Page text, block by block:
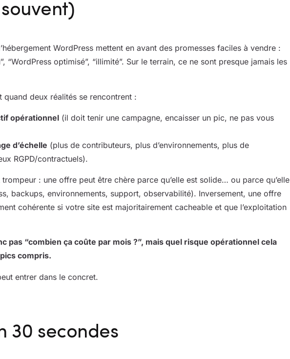
WordPress mettent en avant des promesses faciles à vendre :
“WordPress optimisé”, “illimité”. Sur le terrain, ce ne sont presque jamais les
quand deux réalités se rencontrent :
opérationnel(il doit tenir une campagne, encaisser un pic, ne pas vous
d’échelle (plus de contributeurs, plus d’environnements, plus de
RGPD/contractuels).
: une offre peut être chère parce qu’elle est solide… ou parce qu’elle
backups, environnements, support, observabilité). Inversement, une offre
cohérente si votre site est majoritairement cacheable et que l’exploitation
pas “combien ça coûte par mois ?”, mais quel risque opérationnel cela
compris.
entrer dans le concret.
30 secondes